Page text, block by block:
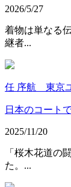
2026/5/27
着物は単なる
継者...
任 序航 東京
日本のコート
2025/11/20
「桜木花道の
た。...